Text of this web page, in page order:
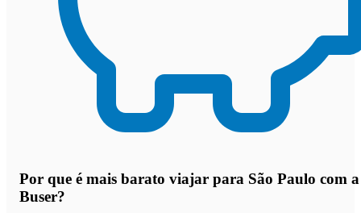
Por que é mais barato viajar para São Paulo com a
Buser?